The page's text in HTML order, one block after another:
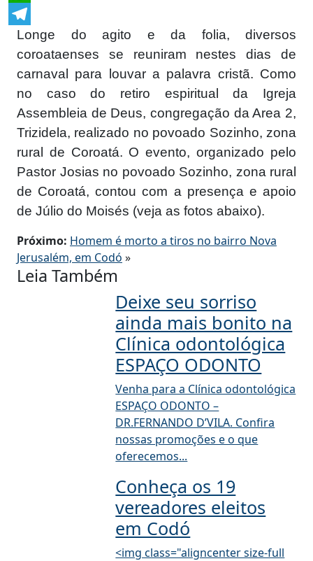
WhatsApp
Telegram
Longe do agito e da folia, diversos
coroataenses se reuniram nestes dias de
carnaval para louvar a palavra cristã. Como
no caso do retiro espiritual da Igreja
Assembleia de Deus, congregação da Area 2,
Trizidela, realizado no povoado Sozinho, zona
rural de Coroatá. O evento, organizado pelo
Pastor Josias no povoado Sozinho, zona rural
de Coroatá, contou com a presença e apoio
de Júlio do Moisés (veja as fotos abaixo).
Próximo: Homem é morto a tiros no bairro Nova
Jerusalém, em Codó »
Leia Também
Deixe seu sorriso
ainda mais bonito na
Clínica odontológica
ESPAÇO ODONTO
Venha para a Clínica odontológica
ESPAÇO ODONTO –
DR.FERNANDO D’VILA. Confira
nossas promoções e o que
oferecemos...
Conheça os 19
vereadores eleitos
em Codó
<img class="aligncenter size-full